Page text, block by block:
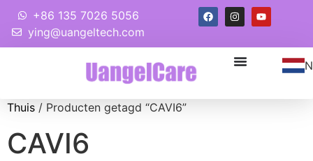
+86 135 7026 5056
ying@uangeltech.com
Thuis / Producten getagd “CAVI6”
CAVI6